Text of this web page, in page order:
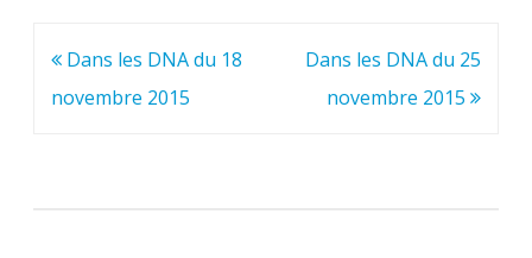
Navigation
de
Dans les DNA du 18
novembre 2015
Dans les DNA du 25
novembre 2015